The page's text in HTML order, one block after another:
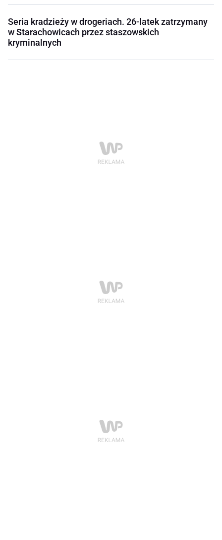
Seria kradzieży w drogeriach. 26-latek zatrzymany
w Starachowicach przez staszowskich
kryminalnych